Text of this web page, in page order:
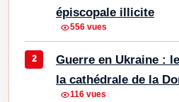
épiscopale illicite
556 vues
Guerre en Ukraine :
la cathédrale de la
116 vues